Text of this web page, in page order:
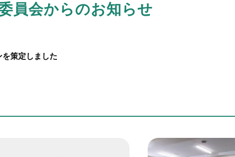
員会からのお知らせ
策定しました